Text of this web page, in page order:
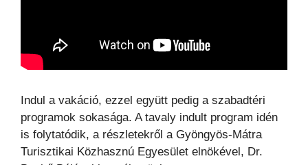
Indul a vakáció, ezzel együtt pedig a szabadtéri
programok sokasága. A tavaly indult program idén
is folytatódik, a részletekről a Gyöngyös-Mátra
Turisztikai Közhasznú Egyesület elnökével, Dr.